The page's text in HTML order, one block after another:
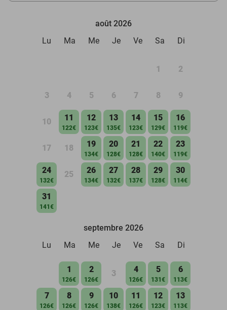
août 2026
Lu
Ma Me Je Ve Sa Di
1 2
3 4 5 6 7 8 9
10 11
122€
12
123€
13
135€
14
123€
15
129€
16
119€
17 18 19
134€
20
128€
21
128€
22
140€
23
119€
24
132€
25 26
134€
27
132€
28
137€
29
128€
30
114€
31
141€
septembre 2026
Lu
Ma Me Je Ve Sa Di
1
126€
2
126€
3 4
126€
5
131€
6
113€
7
126€
8
126€
9
126€
10
138€
11
126€
12
123€
13
113€